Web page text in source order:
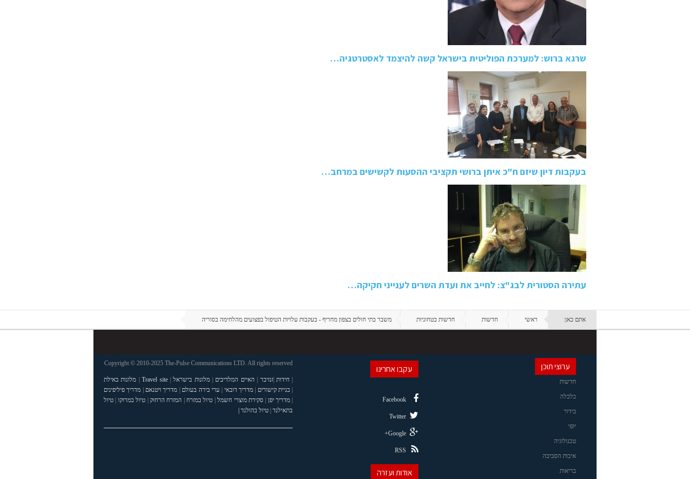
שרגא ברוש: למערכת הפוליטית בישראל קשה להיצמד לאסטרטגיה…
בעקבות דיון שיזם ח"כ איתן ברושי תקציבי ההסעות לקשישים במרחב…
עתירה הסטורית לבג"צ: לחייב את ועדת השרים לענייני חקיקה…
אתם כאן: ראשי חדשות חדשות בטחוניות משבר בתי חולים בצפון מחריף - בעקבות עלויות הטיפול בפצועים מהלחימה בסוריה
ערוצי תוכן
חדשות
כלכלה
בידור
יופי
טכנולוגיה
איכות הסביבה
בריאות
עקבו אחרינו
Facebook
Twitter
Google+
RSS
אודות ועזרה
Copyright © 2010-2025 The-Pulse Communications LTD. All rights reserved
| חידות |זנזיבר | האיים המלדיבים |מלונות בישראל|
Travel site
| מלונות באילת
| בניית קישורים |מדריך דובאי | ערי בירה בעולם | מדריך ויטנאם | מדריך פיליפינים
| מדריך יפן |סקירת מוצרי חשמל| טיול במזרח | המזרח הרחוק | טיול במרוקו | טיול
בתאילנד| טיול בהולנד |